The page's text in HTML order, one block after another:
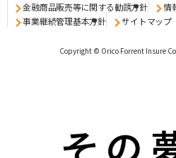
金融商品販売等に関する勧誘方針
情
事業継続管理基本方針
サイトマップ
Copyright © Orico Forrent Insure